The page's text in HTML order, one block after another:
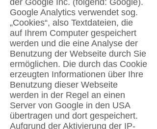
der Google Inc. (folgend: Google).
Google Analytics verwendet sog.
„Cookies“, also Textdateien, die
auf Ihrem Computer gespeichert
werden und die eine Analyse der
Benutzung der Webseite durch Sie
ermöglichen. Die durch das Cookie
erzeugten Informationen über Ihre
Benutzung dieser Webseite
werden in der Regel an einen
Server von Google in den USA
übertragen und dort gespeichert.
Aufgrund der Aktivierung der IP-